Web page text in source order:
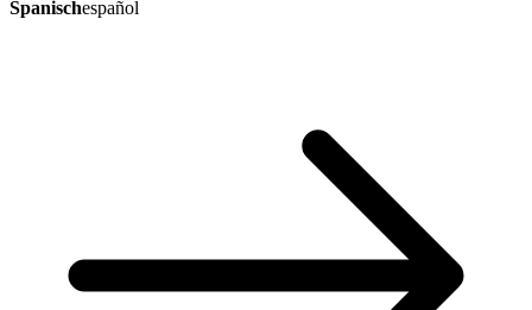
Spanischespañol